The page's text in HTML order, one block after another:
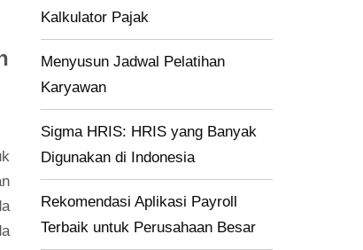
Kalkulator Pajak
Menyusun Jadwal Pelatihan
Karyawan
Sigma HRIS: HRIS yang Banyak
Digunakan di Indonesia
Rekomendasi Aplikasi Payroll
Terbaik untuk Perusahaan Besar